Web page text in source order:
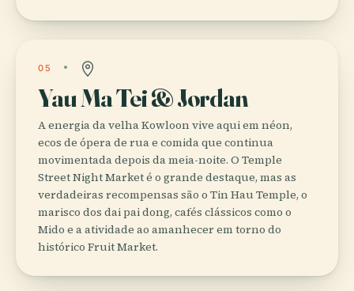
05
Yau Ma Tei & Jordan
A energia da velha Kowloon vive aqui em néon,
ecos de ópera de rua e comida que continua
movimentada depois da meia-noite. O Temple
Street Night Market é o grande destaque, mas as
verdadeiras recompensas são o Tin Hau Temple, o
marisco dos dai pai dong, cafés clássicos como o
Mido e a atividade ao amanhecer em torno do
histórico Fruit Market.